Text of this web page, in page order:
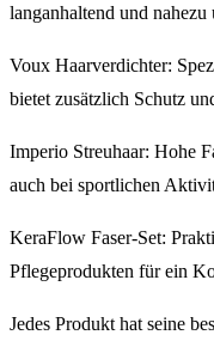
langanhaltend und
Voux Haarverdichter:
bietet zusätzlich Schutz
Imperio Streuhaar: Hohe
auch bei sportlichen
KeraFlow Faser-Set:
Pflegeprodukten für ein
Jedes Produkt hat seine